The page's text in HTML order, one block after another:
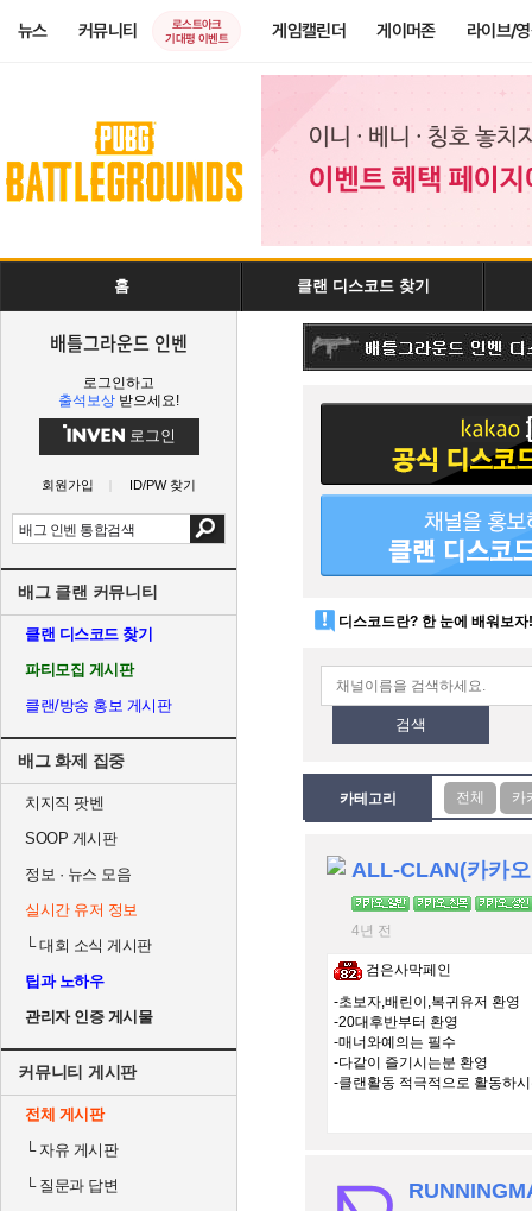
뉴스 커뮤니티
로스트아크
기대평 이벤트
게임캘린더 게이머존 라이브/
홈 클랜 디스코드 찾기
배틀그라운드 인벤
로그인하고
출석보상 받으세요!
로그인
회원가입 ID/PW 찾기
배그 클랜 커뮤니티
클랜 디스코드 찾기
파티모집 게시판
클랜/방송 홍보 게시판
배그 화제 집중
치지직 팟벤
SOOP 게시판
정보 · 뉴스 모음
실시간 유저 정보
└대회 소식 게시판
팁과 노하우
관리자 인증 게시물
커뮤니티 게시판
전체 게시판
└자유 게시판
└질문과 답변
디스코드란? 한 눈에 배워보자!
검색
카테고리
ALL-CLAN(카카
4년 전
검은사막페인
-초보자,배린이,복귀유저 환영
-20대후반부터 환영
-매너와예의는 필수
-다같이 즐기시는분 환영
-클랜활동 적극적으로 활동하